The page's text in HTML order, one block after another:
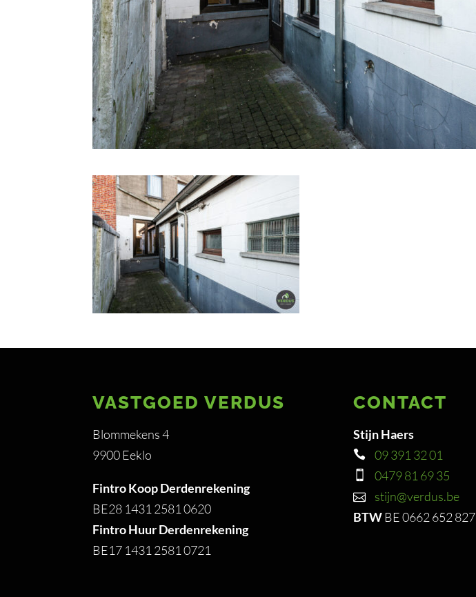
VASTGOED VERDUS
Blommekens 4
9900 Eeklo
Fintro Koop Derdenrekening
BE28 1431 2581 0620
Fintro Huur Derdenrekening
BE17 1431 2581 0721
CONTACT
Stijn Haers
09 391 32 01
0479 81 69 35
stijn@verdus.be
BTWBE 0662 652 827